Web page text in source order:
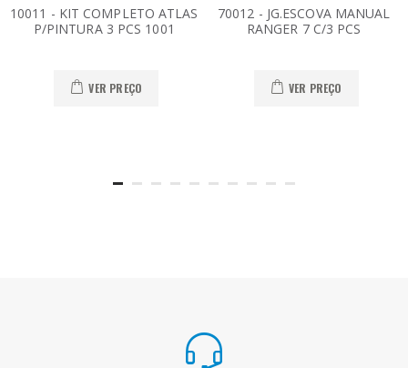
10011 - KIT COMPLETO ATLAS
P/PINTURA 3 PCS 1001
VER PREÇO
70012 - JG.ESCOVA MANUAL
RANGER 7 C/3 PCS
VER PREÇO